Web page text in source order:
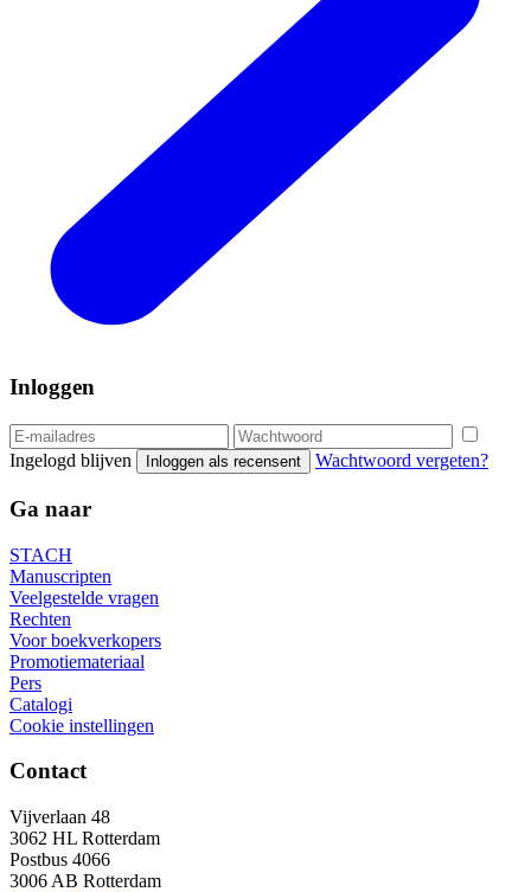
Inloggen
Ingelogd blijven Inloggen als recensent Wachtwoord vergeten?
Ga naar
STACH
Manuscripten
Veelgestelde vragen
Rechten
Voor boekverkopers
Promotiemateriaal
Pers
Catalogi
Cookie instellingen
Contact
Vijverlaan 48
3062 HL Rotterdam
Postbus 4066
3006 AB Rotterdam